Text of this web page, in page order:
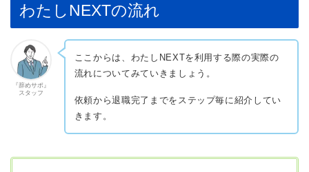
わたしNEXTの流れ
『辞めサポ』
スタッフ
ここからは、わたしNEXTを利用する際の実際の
流れについてみていきましょう。
依頼から退職完了までをステップ毎に紹介してい
きます。